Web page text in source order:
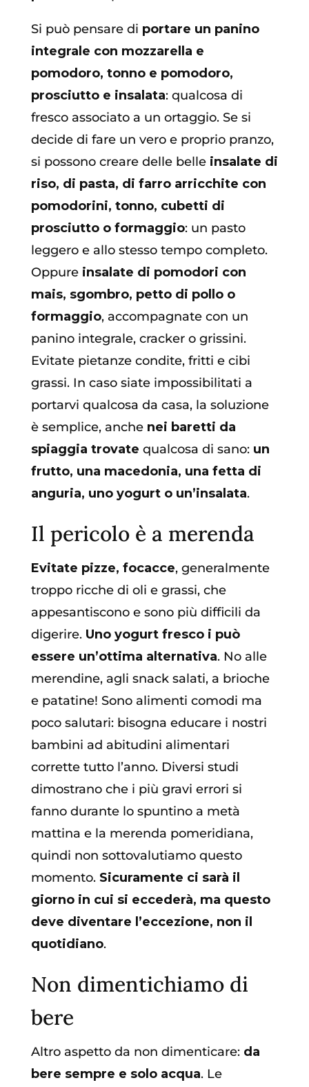
Si può pensare di portare un panino
integrale con mozzarella e
pomodoro, tonno e pomodoro,
prosciutto e insalata: qualcosa di
fresco associato a un ortaggio. Se si
decide di fare un vero e proprio pranzo,
si possono creare delle belleinsalate di
riso, di pasta, di farro arricchite con
pomodorini, tonno, cubetti di
prosciutto o formaggio: un pasto
leggero e allo stesso tempo completo.
Oppure insalate di pomodori con
mais, sgombro, petto di pollo o
formaggio, accompagnate con un
panino integrale, cracker o grissini.
Evitate pietanze condite, fritti e cibi
grassi. In caso siate impossibilitati a
portarvi qualcosa da casa, la soluzione
è semplice, anche nei baretti da
spiaggia trovate qualcosa di sano: un
frutto, una macedonia, una fetta di
anguria, uno yogurt o un’insalata.
Il pericolo è a merenda
Evitate pizze, focacce, generalmente
troppo ricche di oli e grassi, che
appesantiscono e sono più difficili da
digerire. Uno yogurt fresco i può
essere un’ottima alternativa. No alle
merendine, agli snack salati, a brioche
e patatine! Sono alimenti comodi ma
poco salutari: bisogna educare i nostri
bambini ad abitudini alimentari
corrette tutto l’anno. Diversi studi
dimostrano che i più gravi errori si
fanno durante lo spuntino a metà
mattina e la merenda pomeridiana,
quindi non sottovalutiamo questo
momento. Sicuramente ci sarà il
giorno in cui si eccederà, ma questo
deve diventare l’eccezione, non il
quotidiano.
Non dimentichiamo di
bere
Altro aspetto da non dimenticare: da
bere sempre e solo acqua. Le